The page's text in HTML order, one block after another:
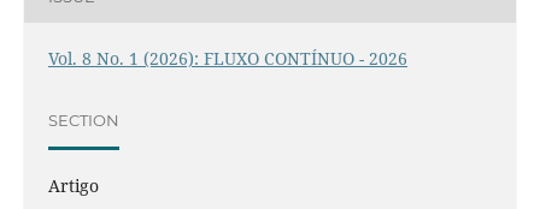
Vol. 8 No. 1 (2026): FLUXO CONTÍNUO - 2026
SECTION
Artigo